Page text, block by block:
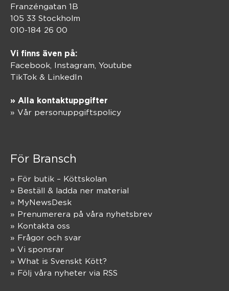
Franzéngatan 1B
105 33 Stockholm
010-184 26 00
Vi finns även på:
Facebook, Instagram Youtube
TikTok & LinkedIn
» Alla kontaktuppgifter
» Vår personuppgiftspolicy
För Bransch
» För butik – Köttskolan
» Beställ & ladda ner material
» MyNewsDesk
» Prenumerera på våra nyhetsbrev
» Kontakta oss
» Frågor och svar
» Vi sponsrar
» What is Svenskt Kött?
» Följ våra nyheter via RSS